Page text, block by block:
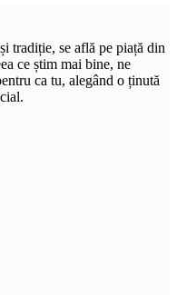
tradiție, se află pe piață din
ce știm mai bine, ne
ca tu, alegând o ținută